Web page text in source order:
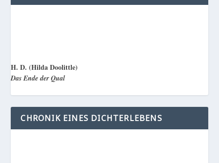
H. D. (Hilda Doolittle)
Das Ende der Qual
CHRONIK EINES DICHTERLEBENS